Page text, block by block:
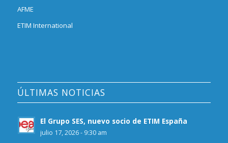
AFME
ETIM International
ÚLTIMAS NOTICIAS
El Grupo SES, nuevo socio de ETIM España
julio 17, 2026 - 9:30 am